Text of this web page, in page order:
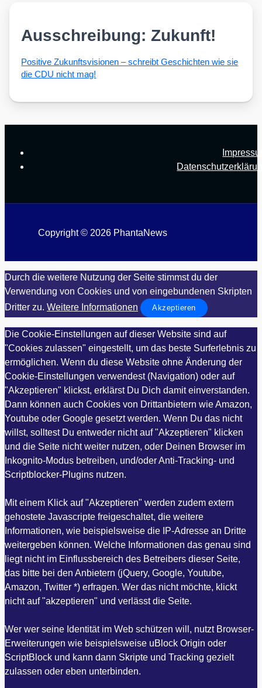
Ausschreibung: Zukunft!
Posi­ti­ve Zukunfts­vi­sio­nen – schreibt Geschich­ten wie sie
die CDU nicht mag!
Copyright © 2026 PhantaNews
Durch die weitere Nutzung der Seite stimmst du der
Verwendung von Cookies und von eingebundenen Skripten
Dritter zu. Weitere Informationen Akzeptieren
Die Cookie-Einstellungen auf dieser Website sind auf
"Cookies zulassen" eingestellt, um das beste Surferlebnis zu
ermöglichen. Wenn du diese Website ohne Änderung der
Cookie-Einstellungen verwendest (Navigation) oder auf
"Akzeptieren" klickst, erklärst Du Dich damit einverstanden.
Dann können auch Cookies von Drittanbietern wie Amazon,
Youtube oder Google gesetzt werden. Wenn Du das nicht
willst, solltest Du entweder nicht auf "Akzeptieren" klicken
und die Seite nicht weiter nutzen, oder Deinen Browser im
Inkognito-Modus betreiben, und/oder Anti-Tracking- und
Scriptblocker-Plugins nutzen.
Mit einem Klick auf "Akzeptieren" werden zudem extern
gehostete Javascripte freigeschaltet, die weitere
Informationen, wie beispielsweise die IP-Adresse an Dritte
weitergeben können. Welche Informationen das genau sind
liegt nicht im Einflussbereich des Betreibers dieser Seite,
das bitte bei den Anbietern (jQuery, Google, Youtube,
Amazon, Twitter *) erfragen. Wer das nicht möchte, klickt
nicht auf "akzeptieren" und verlässt die Seite.
Wer wer seine Identität im Web schützen will, nutzt Browser-
Erweiterungen wie beispielsweise uBlock Origin oder
ScriptBlock und kann dann Skripte und Tracking gezielt
zulassen oder eben unterbinden.